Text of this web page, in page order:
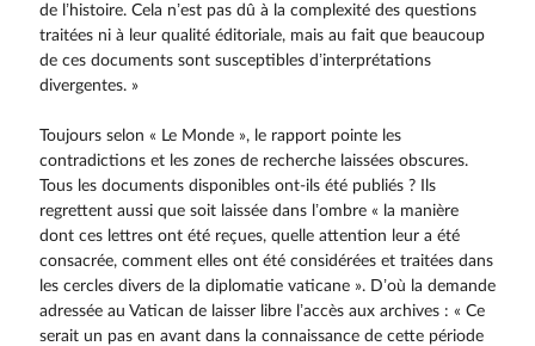
de l’histoire. Cela n’est pas dû à la complexité des questions
traitées ni à leur qualité éditoriale, mais au fait que beaucoup
de ces documents sont susceptibles d’interprétations
divergentes. »
Toujours selon « Le Monde », le rapport pointe les
contradictions et les zones de recherche laissées obscures.
Tous les documents disponibles ont-ils été publiés ? Ils
regrettent aussi que soit laissée dans l’ombre « la manière
dont ces lettres ont été reçues, quelle attention leur a été
consacrée, comment elles ont été considérées et traitées dans
les cercles divers de la diplomatie vaticane ». D’où la demande
adressée au Vatican de laisser libre l’accès aux archives : « Ce
serait un pas en avant dans la connaissance de cette période